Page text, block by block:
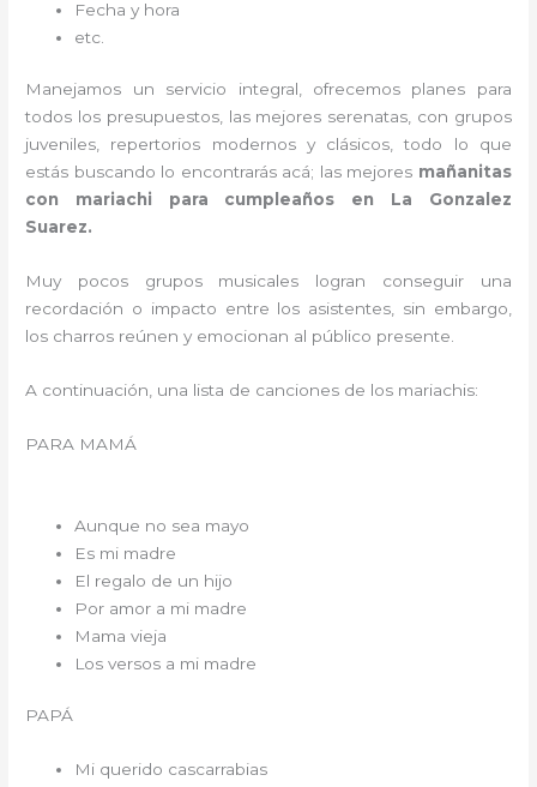
Fecha y hora
etc.
Manejamos un servicio integral, ofrecemos planes para
todos los presupuestos, las mejores serenatas, con grupos
juveniles, repertorios modernos y clásicos, todo lo que
estás buscando lo encontrarás acá; las mejores mañanitas
con mariachi para cumpleaños en La Gonzalez
Suarez.
Muy pocos grupos musicales logran conseguir una
recordación o impacto entre los asistentes, sin embargo,
los charros reúnen y emocionan al público presente.
A continuación, una lista de canciones de los mariachis:
PARA MAMÁ
Aunque no sea mayo
Es mi madre
El regalo de un hijo
Por amor a mi madre
Mama vieja
Los versos a mi madre
PAPÁ
Mi querido cascarrabias